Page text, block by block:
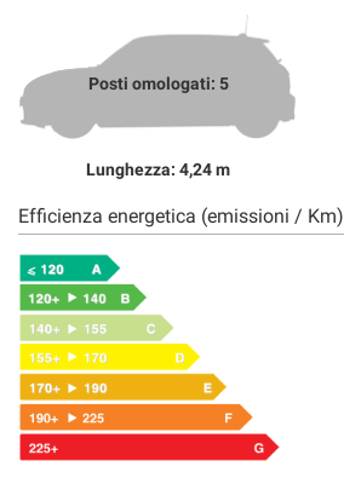
Posti omologati: 5
Lunghezza: 4,24 m
Efficienza energetica (emissioni / Km)